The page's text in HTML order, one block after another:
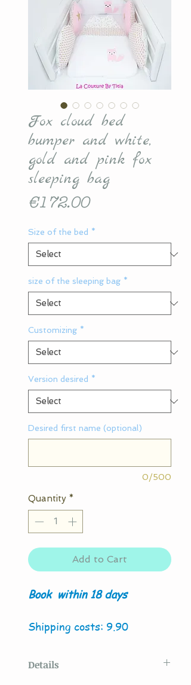
Fox cloud bed
bumper and white,
gold and pink fox
sleeping bag
€172.00Price
Size of the bed *
size of the sleeping bag *
Customizing *
Version desired *
Desired first name (optional)
0/500
Quantity *
Add to Cart
Book within 18 days
Shipping costs: 9.90
Details